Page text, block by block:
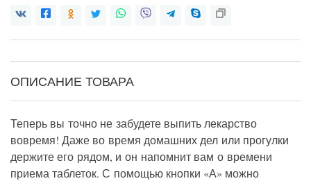
ОПИСАНИЕ ТОВАРА
Теперь вы точно не забудете выпить лекарство
вовремя! Даже во время домашних дел или прогулки
держите его рядом, и он напомнит вам о времени
приема таблеток. С помощью кнопки «А» можно